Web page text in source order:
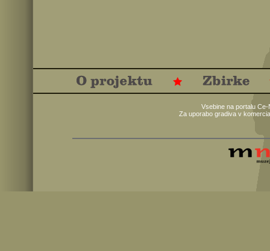
Vsebine na portalu
Za uporabo gradiva v